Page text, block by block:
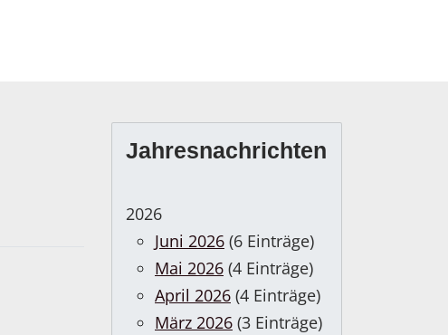
Jahresnachrichten
2026
Juni 2026 (6 Einträge)
Mai 2026 (4 Einträge)
April 2026 (4 Einträge)
März 2026 (3 Einträge)